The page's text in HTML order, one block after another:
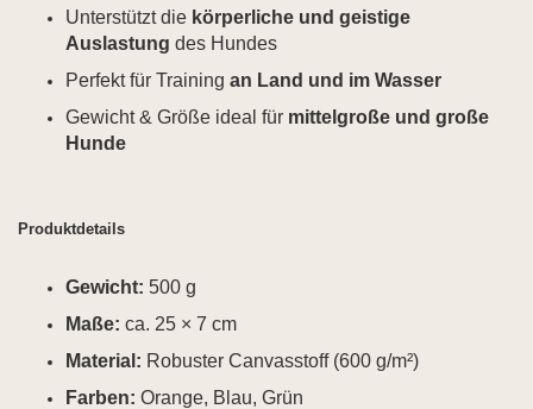
Unterstützt die körperliche und geistige
Auslastung des Hundes
Perfekt für Training an Land und im Wasser
Gewicht & Größe ideal für mittelgroße und große
Hunde
Produktdetails
Gewicht: 500 g
Maße: ca. 25 × 7 cm
Material: Robuster Canvasstoff (600 g/m²)
Farben: Orange, Blau, Grün